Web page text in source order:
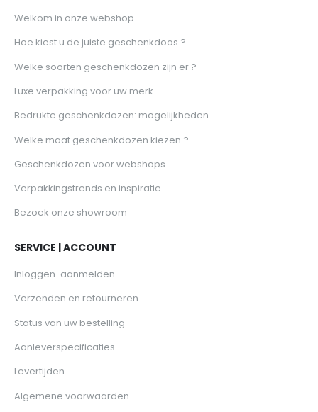
Welkom in onze webshop
Hoe kiest u de juiste geschenkdoos ?
Welke soorten geschenkdozen zijn er ?
Luxe verpakking voor uw merk
Bedrukte geschenkdozen: mogelijkheden
Welke maat geschenkdozen kiezen ?
Geschenkdozen voor webshops
Verpakkingstrends en inspiratie
Bezoek onze showroom
SERVICE | ACCOUNT
Inloggen-aanmelden
Verzenden en retourneren
Status van uw bestelling
Aanleverspecificaties
Levertijden
Algemene voorwaarden